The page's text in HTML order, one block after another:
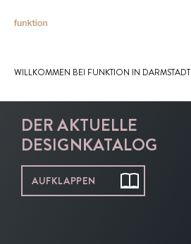
Sie sind hier:
WILLKOMMEN BEI FUNKTION IN DARMSTADT
DER AKTUELLE
DESIGNKATALOG
AUFKLAPPEN